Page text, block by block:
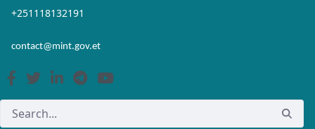
Skip to Main Content
Open Accessibility Menu
+251118132191
contact@mint.gov.et